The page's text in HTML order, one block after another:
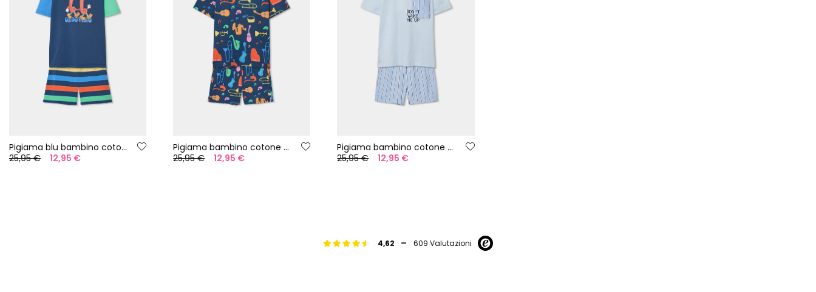
Pigiama blu bambino cotone righe
25,95 €
12,95 €
Pigiama bambino cotone strumenti musicali
25,95 €
12,95 €
Pigiama bambino cotone manica corta
25,95 €
12,95 €
4,62 - 609 Valutazioni